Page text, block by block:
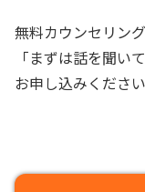
無料カウンセリン
「まずは話を聞い
お申し込みください